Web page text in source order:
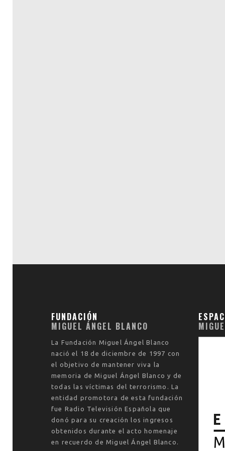
FUNDACIÓN
MIGUEL ÁNGEL BLANCO
La Fundación Miguel Ángel Blanco
nació el 18 de diciembre de 1997 con
el objetivo de mantener viva la
memoria de Miguel Ángel Blanco y de
todas las víctimas del terrorismo. La
entidad promotora de esta fundación
fue Radio Televisión Española que
donó para su creación los ingresos
obtenidos durante el acto homenaje
en recuerdo de Miguel Ángel Blanco.